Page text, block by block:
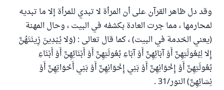
وقد دل ظاهر القرآن على أن المرأة لا تبدي للمرأة إلا ما تبديه
لمحارمها ، مما جرت العادة بكشفه في البيت ، وحال المهنة
(يعني الخدمة في البيت) ، كما قال تعالى : (وَلا يُبْدِينَ زِينَتَهُنَّ
إِلا لِبُعُولَتِهِنَّ أَوْ آبَائِهِنَّ أَوْ آبَاءِ بُعُولَتِهِنَّ أَوْ أَبْنَائِهِنَّ أَوْ أَبْنَاءِ
بُعُولَتِهِنَّ أَوْ إِخْوَانِهِنَّ أَوْ بَنِي إِخْوَانِهِنَّ أَوْ بَنِي أَخَوَاتِهِنَّ أَوْ
نِسَائِهِنَّ) النور/31 .